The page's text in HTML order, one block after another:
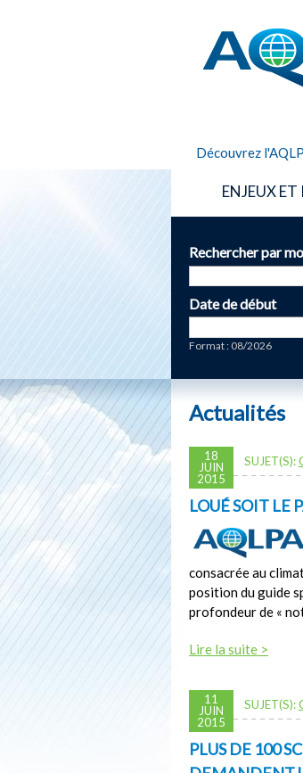
AQLPA
Découvrez
ENJEUX ET
Rechercher par
Date de début
Format : 08/2026
Actualités
18
JUIN
2015
SUJET(S):
LOUÉ SOIT LE
consacrée au
position du guide
profondeur de «
Lire la suite >
11
JUIN
2015
SUJET(S):
PLUS DE 100